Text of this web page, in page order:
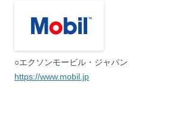
○エクソンモービル・ジャパン
https://www.mobil.jp